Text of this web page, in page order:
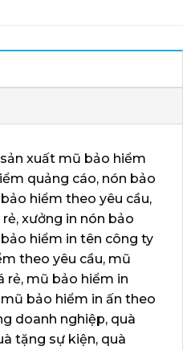
xuất mũ bảo hiểm
quảng cáo, nón bảo
hiểm theo yêu cầu,
xưởng in nón bảo
hiểm in tên công ty
theo yêu cầu, mũ
rẻ, mũ bảo hiểm in
bảo hiểm in ấn theo
doanh nghiệp, quà
tặng sự kiện, quà